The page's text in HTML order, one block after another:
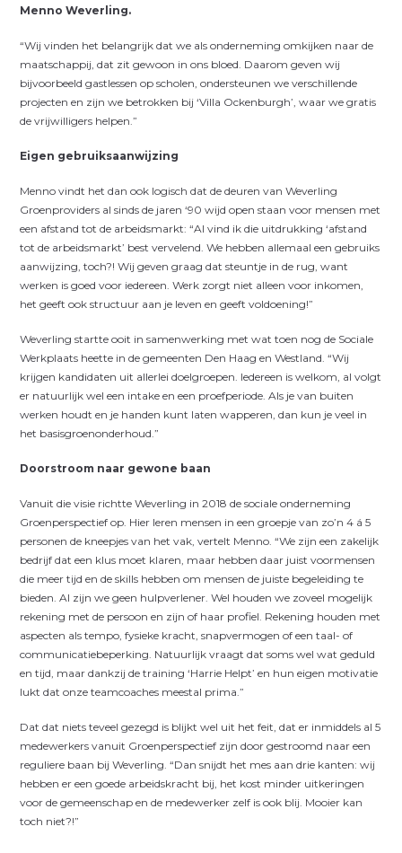
Menno Weverling.
“Wij vinden het belangrijk dat we als onderneming omkijken naar de
maatschappij, dat zit gewoon in ons bloed. Daarom geven wij
bijvoorbeeld gastlessen op scholen, ondersteunen we verschillende
projecten en zijn we betrokken bij ‘Villa Ockenburgh’, waar we gratis
de vrijwilligers helpen.”
Eigen gebruiksaanwijzing
Menno vindt het dan ook logisch dat de deuren van Weverling
Groenproviders al sinds de jaren ‘90 wijd open staan voor mensen met
een afstand tot de arbeidsmarkt: “Al vind ik die uitdrukking ‘afstand
tot de arbeidsmarkt’ best vervelend. We hebben allemaal een gebruiks
aanwijzing, toch?! Wij geven graag dat steuntje in de rug, want
werken is goed voor iedereen. Werk zorgt niet alleen voor inkomen,
het geeft ook structuur aan je leven en geeft voldoening!”
Weverling startte ooit in samenwerking met wat toen nog de Sociale
Werkplaats heette in de gemeenten Den Haag en Westland. “Wij
krijgen kandidaten uit allerlei doelgroepen. Iedereen is welkom, al volgt
er natuurlijk wel een intake en een proefperiode. Als je van buiten
werken houdt en je handen kunt laten wapperen, dan kun je veel in
het basisgroenonderhoud.”
Doorstroom naar gewone baan
Vanuit die visie richtte Weverling in 2018 de sociale onderneming
Groenperspectief op. Hier leren mensen in een groepje van zo’n 4 á 5
personen de kneepjes van het vak, vertelt Menno. “We zijn een zakelijk
bedrijf dat een klus moet klaren, maar hebben daar juist voormensen
die meer tijd en de skills hebben om mensen de juiste begeleiding te
bieden. Al zijn we geen hulpverlener. Wel houden we zoveel mogelijk
rekening met de persoon en zijn of haar profiel. Rekening houden met
aspecten als tempo, fysieke kracht, snapvermogen of een taal- of
communicatiebeperking. Natuurlijk vraagt dat soms wel wat geduld
en tijd, maar dankzij de training ‘Harrie Helpt’ en hun eigen motivatie
lukt dat onze teamcoaches meestal prima.”
Dat dat niets teveel gezegd is blijkt wel uit het feit, dat er inmiddels al 5
medewerkers vanuit Groenperspectief zijn door gestroomd naar een
reguliere baan bij Weverling. “Dan snijdt het mes aan drie kanten: wij
hebben er een goede arbeidskracht bij, het kost minder uitkeringen
voor de gemeenschap en de medewerker zelf is ook blij. Mooier kan
toch niet?!”